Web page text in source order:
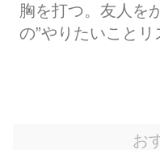
胸を打つ。友人を
の”やりたいことリ
お